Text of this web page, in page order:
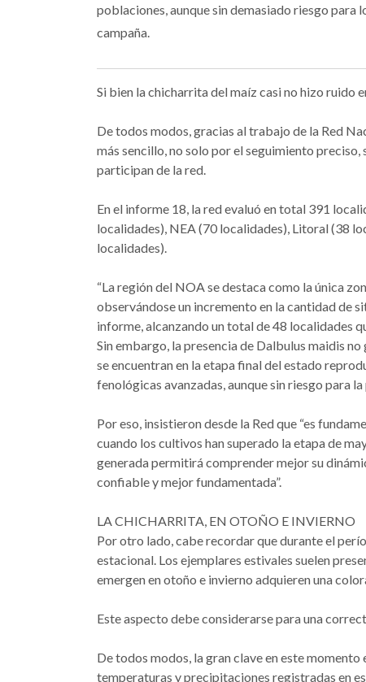
poblaciones, aunque sin demasiado riesgo
campaña.
Si bien la chicharrita del maíz casi no hizo ruido
De todos modos, gracias al trabajo de la Red
más sencillo, no solo por el seguimiento
participan de la red.
En el informe 18, la red evaluó en total 391
localidades), NEA (70 localidades), Litoral (38
localidades).
“La región del NOA se destaca como la única
observándose un incremento en la cantidad de
informe, alcanzando un total de 48 localidades
Sin embargo, la presencia de Dalbulus maidis
se encuentran en la etapa final del estado
fenológicas avanzadas, aunque sin riesgo para
Por eso, insistieron desde la Red que “es
cuando los cultivos han superado la etapa de
generada permitirá comprender mejor su
confiable y mejor fundamentada”.
LA CHICHARRITA, EN OTOÑO E INVIERNO
Por otro lado, cabe recordar que durante el
estacional. Los ejemplares estivales suelen
emergen en otoño e invierno adquieren una
Este aspecto debe considerarse para una
De todos modos, la gran clave en este momento
temperaturas y precipitaciones registradas en